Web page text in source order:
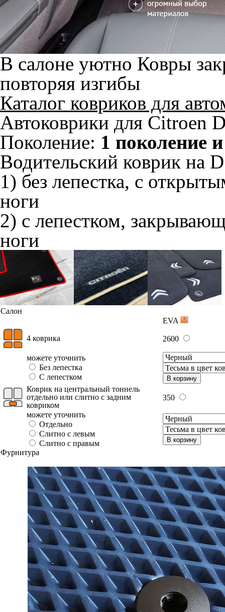
В салоне уютно Ковры
повторяя изгибы
Каталог ковриков для
Автоковрики для Citroen
Поколение: 1 поколение
Водительский коврик на
1) без лепестка, с
ноги
2) с лепестком,
ноги
Салон
EVA
4 коврика 2600
можете уточнить
Без лепестка
С лепестком
В корзину
Коврик на центральный тоннель
отдельно или слитно с задним
ковриком
350
можете уточнить
Отдельно
Слитно с левым
Слитно с правым
В корзину
Фурнитура